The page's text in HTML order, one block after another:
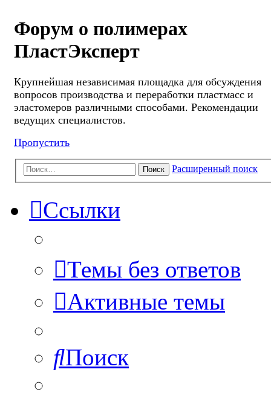
Форум о полимерах
ПластЭксперт
Крупнейшая независимая площадка для обсуждения
вопросов производства и переработки пластмасс и
эластомеров различными способами. Рекомендации
ведущих специалистов.
Пропустить
Поиск Расширенный поиск
Ссылки
Темы без ответов
Активные темы
Поиск